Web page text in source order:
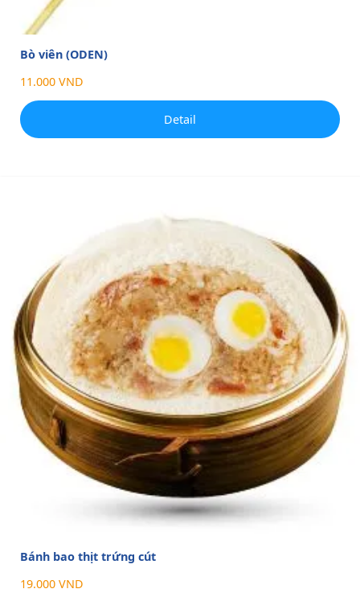
Bò viên (ODEN)
11.000 VND
Detail
Bánh bao thịt trứng cút
19.000 VND